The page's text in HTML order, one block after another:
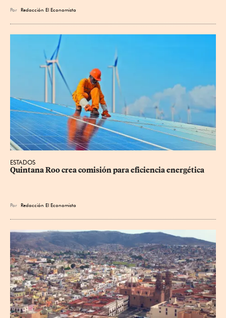
Por Redacción El Economista
ESTADOS
Quintana Roo crea comisión para eficiencia energética
Por Redacción El Economista